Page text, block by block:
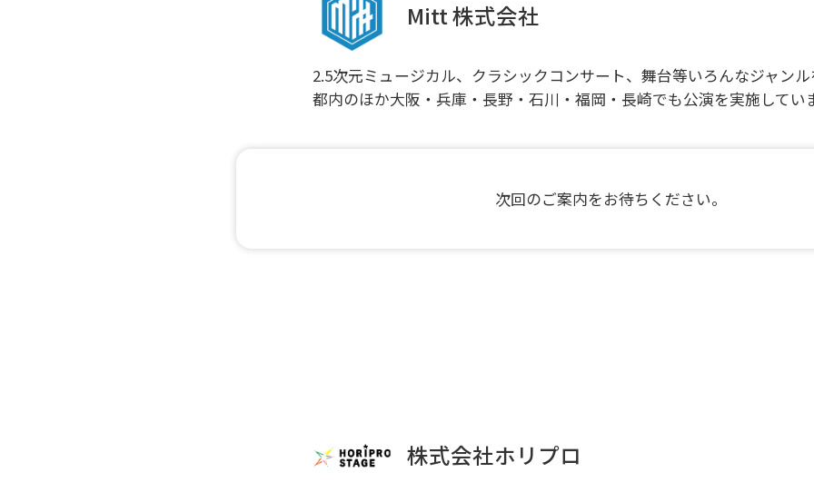
Mitt 株式会社
2.5次元ミュージカル、クラシックコンサート、舞台等いろんなジャンル
都内のほか大阪・兵庫・長野・石川・福岡・長崎でも公演を実施してい
次回のご案内をお待ちください。
株式会社ホリプロ